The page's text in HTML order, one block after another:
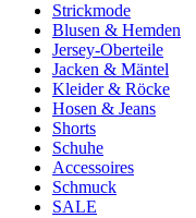
Strickmode
Blusen & Hemden
Jersey-Oberteile
Jacken & Mäntel
Kleider & Röcke
Hosen & Jeans
Shorts
Schuhe
Accessoires
Schmuck
SALE